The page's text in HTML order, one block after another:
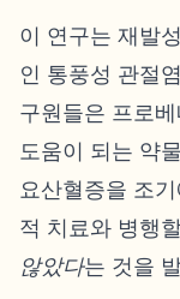
이 연구는 재발
인 통풍성 관절
구원들은 프로
도움이 되는 약
요산혈증을 조
적 치료와 병행
않았다는 것을